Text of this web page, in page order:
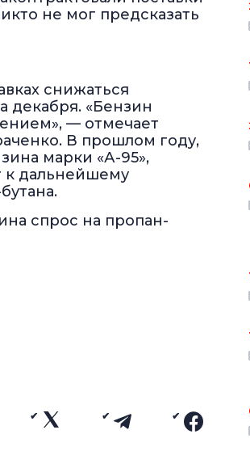
не мог предсказать
снижаться
декабря. «Бензин
— отмечает
В прошлом году,
марки «А-95»,
к дальнейшему
спрос на пропан-